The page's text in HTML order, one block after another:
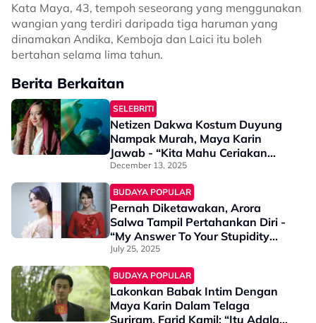
Kata Maya, 43, tempoh seseorang yang menggunakan
wangian yang terdiri daripada tiga haruman yang
dinamakan Andika, Kemboja dan Laici itu boleh
bertahan selama lima tahun.
Berita Berkaitan
SELEBRITI
Netizen Dakwa Kostum Duyung
Nampak Murah, Maya Karin
Jawab - “Kita Mahu Ceriakan
Warna Laut, Seimbang Dengan
Ikan, Batu Karang & Elemen Lain”
December 13, 2025
BUDAYA POPULAR
Pernah Diketawakan, Arora
Salwa Tampil Pertahankan Diri -
“My Answer To Your Stupidity
Is…”
July 25, 2025
BUDAYA POPULAR
Lakonkan Babak Intim Dengan
Maya Karin Dalam Telaga
Suriram, Farid Kamil: “Itu Adalah